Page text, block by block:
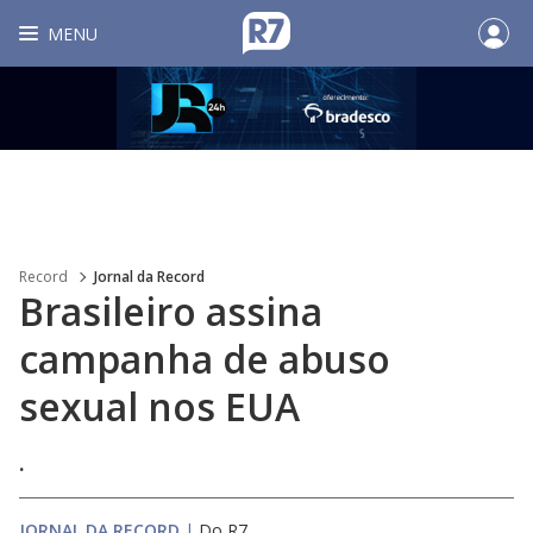
MENU
Record Jornal da Record
Brasileiro assina
campanha de abuso
sexual nos EUA
.